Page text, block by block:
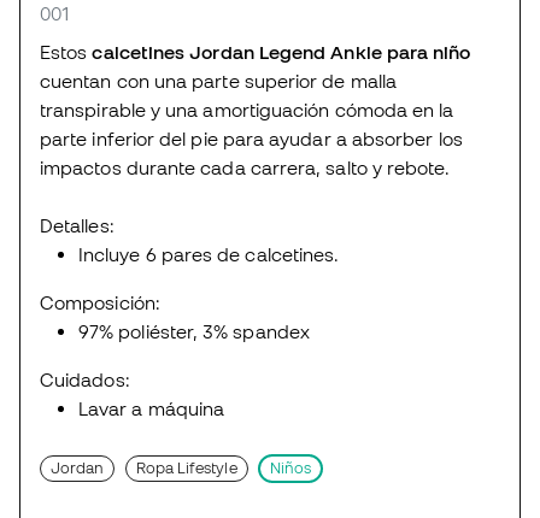
001
Estoscalcetines Jordan Legend Ankle para niño
cuentan con una parte superior de malla
transpirable y una amortiguación cómoda en la
parte inferior del pie para ayudar a absorber los
impactos durante cada carrera, salto y rebote.
Detalles:
Incluye 6 pares de calcetines.
Composición:
97% poliéster, 3% spandex
Cuidados:
Lavar a máquina
Jordan Ropa Lifestyle Niños